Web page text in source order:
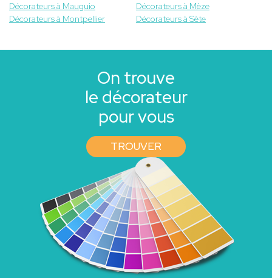
Décorateurs à Mauguio
Décorateurs à Mèze
Décorateurs à Montpellier
Décorateurs à Sète
On trouve
le décorateur
pour vous
TROUVER